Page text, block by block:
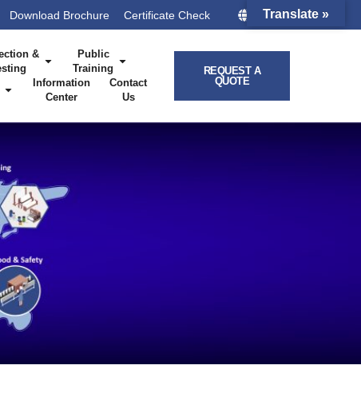
Download Brochure Certificate Check Taiwan
&
Public
Training
Information
Center
Contact
Us
REQUEST A
QUOTE
Translate »